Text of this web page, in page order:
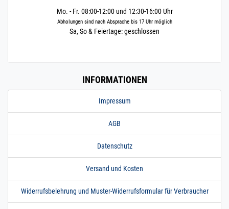
Mo. - Fr. 08:00-12:00 und 12:30-16:00 Uhr
Abholungen sind nach Absprache bis 17 Uhr möglich
Sa, So & Feiertage: geschlossen
INFORMATIONEN
Impressum
AGB
Datenschutz
Versand und Kosten
Widerrufsbelehrung und Muster-Widerrufsformular für Verbraucher